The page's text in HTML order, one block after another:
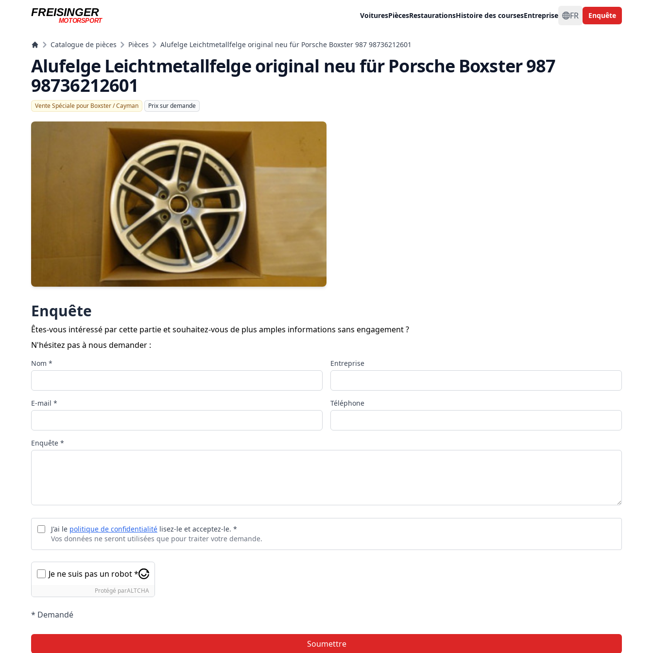
FREISINGER
MOTORSPORT
VoituresPiècesRestaurationsHistoire des coursesEntreprise FR Enquête
Catalogue de pièces Pièces Alufelge Leichtmetallfelge original neu für Porsche Boxster 987 98736212601
Alufelge Leichtmetallfelge original neu für Porsche Boxster 987
98736212601
Vente Spéciale pour Boxster / Cayman Prix ​​sur demande
Enquête
Êtes-vous intéressé par cette partie et souhaitez-vous de plus amples informations sans engagement ?
N'hésitez pas à nous demander :
Nom * Entreprise
E-mail * Téléphone
Enquête *
J'ai le politique de confidentialité lisez-le et acceptez-le. *
Vos données ne seront utilisées que pour traiter votre demande.
Je ne suis pas un robot *
Protégé parALTCHA
* Demandé
Soumettre